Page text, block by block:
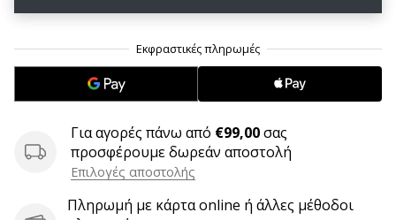
6 λεπτά ανάγνωσης
μάρκας
χάντμπολ
μας
του
Για αγορές πάνω από €99,00σας
προσφέρουμε δωρεάν αποστολή
Επιλογές αποστολής
Πληρωμή με κάρτα online ή άλλες μέθοδοι